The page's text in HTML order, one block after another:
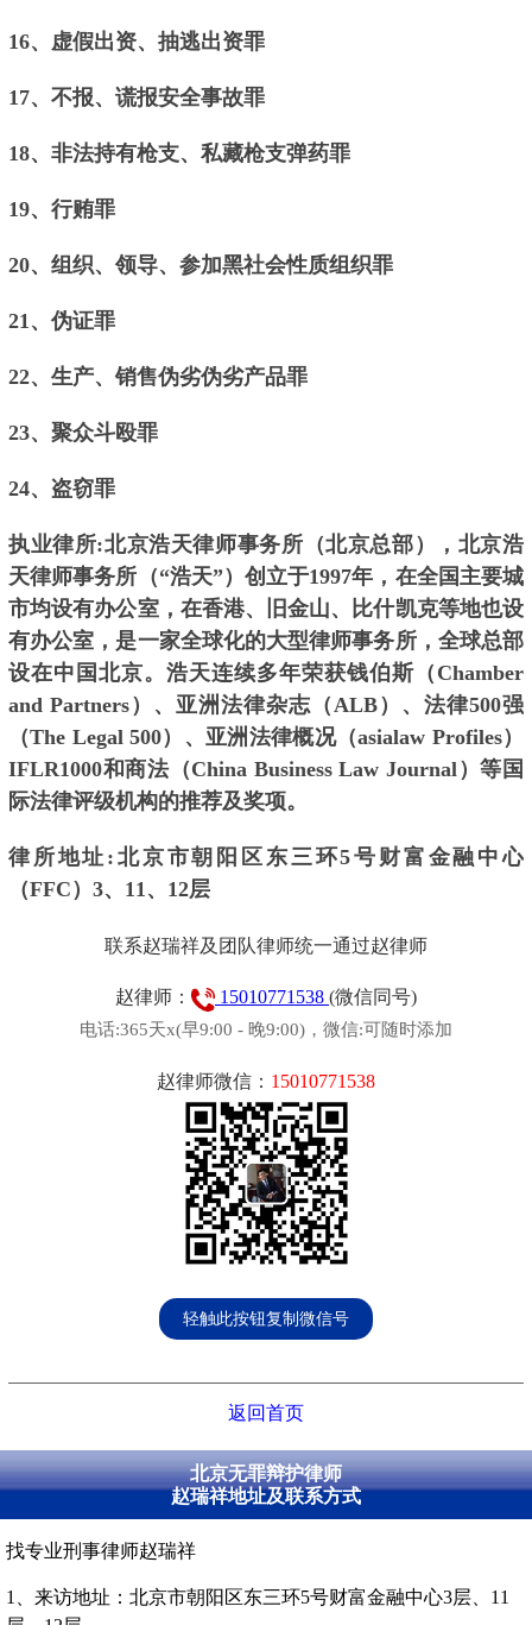
16、虚假出资、抽逃出资罪
17、不报、谎报安全事故罪
18、非法持有枪支、私藏枪支弹药罪
19、行贿罪
20、组织、领导、参加黑社会性质组织罪
21、伪证罪
22、生产、销售伪劣伪劣产品罪
23、聚众斗殴罪
24、盗窃罪
执业律所:北京浩天律师事务所（北京总部），北京浩
天律师事务所（“浩天”）创立于1997年，在全国主要城
市均设有办公室，在香港、旧金山、比什凯克等地也设
有办公室，是一家全球化的大型律师事务所，全球总部
设在中国北京。浩天连续多年荣获钱伯斯（Chamber
and Partners）、亚洲法律杂志（ALB）、法律500强
（The Legal 500）、亚洲法律概况（asialaw Profiles）
IFLR1000和商法（China Business Law Journal）等国
际法律评级机构的推荐及奖项。
律所地址:北京市朝阳区东三环5号财富金融中心
（FFC）3、11、12层
联系赵瑞祥及团队律师统一通过赵律师
赵律师： 15010771538 (微信同号)
电话:365天x(早9:00 - 晚9:00)，微信:可随时添加
赵律师微信： 15010771538
轻触此按钮复制微信号
返回首页
北京无罪辩护律师
赵瑞祥地址及联系方式
找专业刑事律师赵瑞祥
1、来访地址：北京市朝阳区东三环5号财富金融中心3层、11